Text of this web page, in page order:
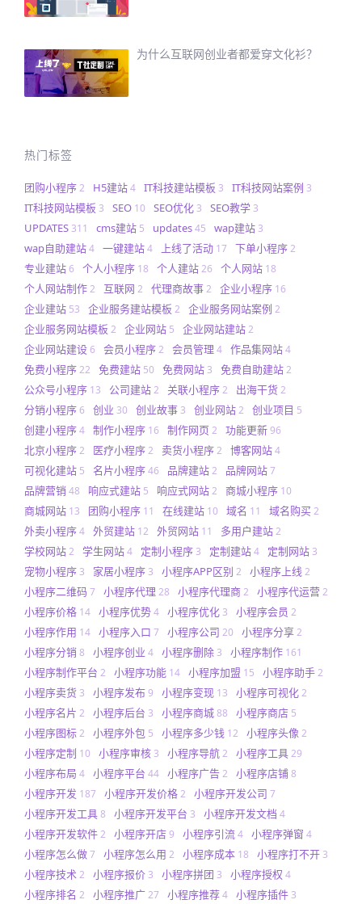
为什么互联网创业者都爱穿文化衫？
热门标签
团购小程序2 H5建站4 IT科技建站模板 3 IT科技网站案例 3
IT科技网站模板 3 SEO 10 SEO优化 3 SEO教学 3
UPDATES 311 cms建站 5 updates45 wap建站 3
wap自助建站4 一键建站4 上线了活动 17 下单小程序2
专业建站6 个人小程序 18 个人建站26 个人网站 18
个人网站制作2 互联网 2 代理商故事2 企业小程序 16
企业建站 53 企业服务建站模板 2 企业服务网站案例 2
企业服务网站模板 2 企业网站 5 企业网站建站2
企业网站建设6 会员小程序2 会员管理 4 作品集网站4
免费小程序22 免费建站 50 免费网站 3 免费自助建站2
公众号小程序 13 公司建站2 关联小程序2 出海干货2
分销小程序6 创业 30 创业故事 3 创业网站2 创业项目 5
创建小程序4 制作小程序 16 制作网页 2 功能更新96
北京小程序2 医疗小程序2 卖货小程序2 博客网站4
可视化建站 5 名片小程序46 品牌建站2 品牌网站7
品牌营销 48 响应式建站 5 响应式网站2 商城小程序 10
商城网站 13 团购小程序 11 在线建站 10 域名 11 域名购买2
外卖小程序4 外贸建站 12 外贸网站 11 多用户建站2
学校网站2 学生网站4 定制小程序 3 定制建站4 定制网站 3
宠物小程序 3 家居小程序 3 小程序APP区别 2 小程序上线 2
小程序二维码7 小程序代理 28 小程序代理商2 小程序代运营2
小程序价格 14 小程序优势4 小程序优化 3 小程序会员 2
小程序作用 14 小程序入口 7 小程序公司 20 小程序分享2
小程序分销 8 小程序创业 4 小程序删除 3 小程序制作 161
小程序制作平台 2 小程序功能 14 小程序加盟 15 小程序助手2
小程序卖货 3 小程序发布9 小程序变现 13 小程序可视化2
小程序名片 2 小程序后台 3 小程序商城88 小程序商店 5
小程序图标2 小程序外包 5 小程序多少钱 12 小程序头像 2
小程序定制 10 小程序审核 3 小程序导航2 小程序工具29
小程序布局 4 小程序平台 44 小程序广告2 小程序店铺8
小程序开发 187 小程序开发价格2 小程序开发公司 7
小程序开发工具8 小程序开发平台 3 小程序开发文档 4
小程序开发软件2 小程序开店9 小程序引流4 小程序弹窗 4
小程序怎么做7 小程序怎么用 2 小程序成本 18 小程序打不开 3
小程序技术 2 小程序报价 3 小程序拼团 3 小程序授权 4
小程序排名 2 小程序推广27 小程序推荐4 小程序插件 3